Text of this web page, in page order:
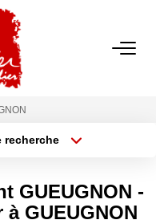
recherche
Rayon
GUEUGNON -
GUEUGNON